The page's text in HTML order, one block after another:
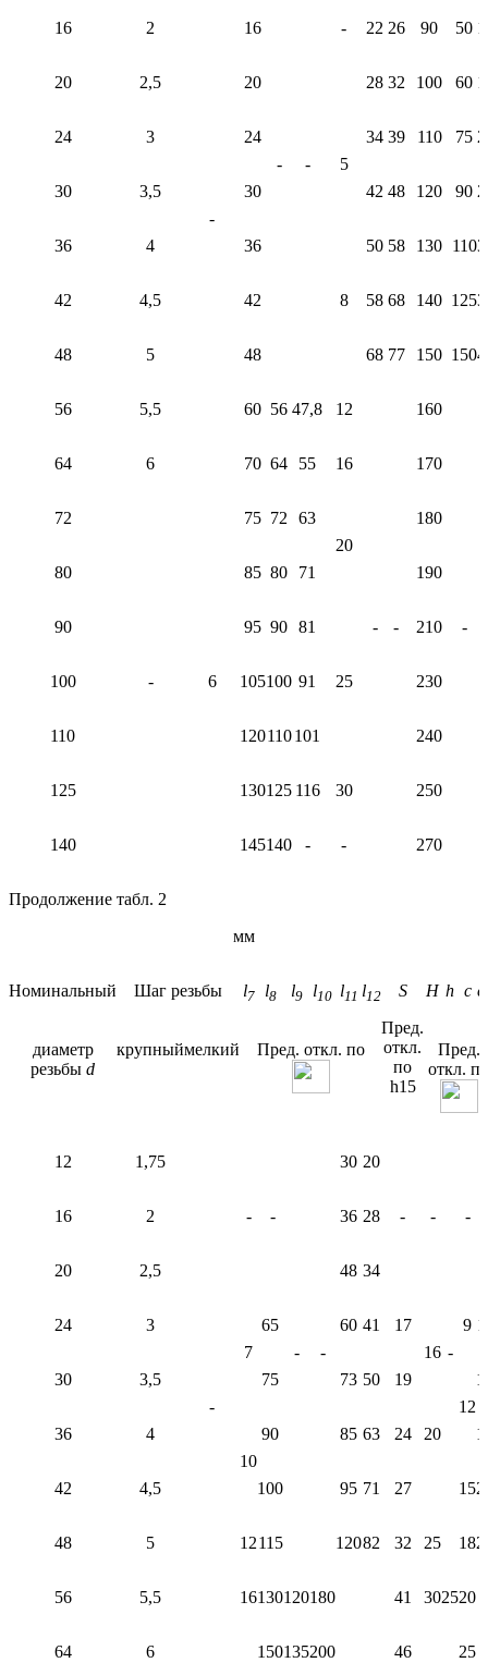
-
- -
-
16 2 16 22 26 90 50
20 2,5 20 28 32 100 60
24 3
24
5
34 39 110 75
30 3,5 30 42 48 120 90
36 4 36
8
50 58 130 110
42 4,5 42 58 68 140 125
48 5 48 68 77 150 150
56 5,5 60 56 47,8 12 160
-
64 6 70 64 55 16 170
72
- 6
75 72
63
20
180
80 85 80 71 190
90 95 90 81
25
- - 210
100 105100 91 230
110 120110 101 240
125 130125 116 30 250
140 145140 - - 270
Продолжение табл. 2
мм
Номинальный Шаг резьбы l7 l8 l9 l10 l11 l12
S
Пред.
откл.
по
h15
H h c c
диаметр
резьбы d
крупныймелкий Пред. откл. по
Пред.
откл. по
12 1,75
-
- -
- -
30 20
- -
-
-
16 2 36 28
20 2,5 48 34
24
3
7
65 60 41
17
16
9
30 3,5 75 73 50
19
12
36
4
10
90 85 63 24 20
42 4,5 100 95 71 27 15
48 5 12115 12082 32 25 18
56 5,5 16130120180 41 302520
64 6 150135200 46 25